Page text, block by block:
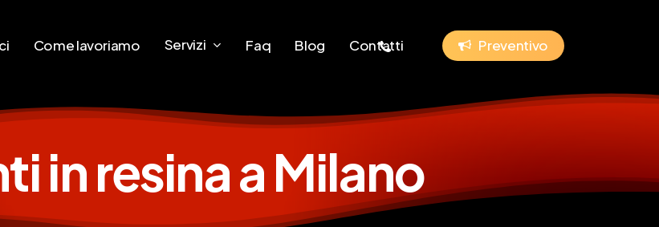
Come lavoriamo Servizi Faq Blog Contatti
phone Preventivo
in resina a Milano